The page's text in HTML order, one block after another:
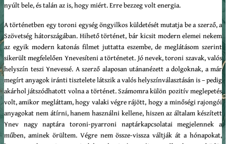
nyúlt bele, és talán az is, hogy miért. Erre bezzeg volt energia.
A történetben egy toroni egység öngyilkos küldetését mutatja be a szerző, a
Szövetség hátországában. Hihető történet, bár kicsit modern elemei nekem
az egyik modern katonás filmet juttatta eszembe, de meglátásom szerint
sikerült megfelelően Ynevesíteni a történetet. Jó nevek, toroni szavak, valós
helyszín teszi Ynevessé. A szerző alaposan utánanézett a dolgoknak, a már
megírt anyagok iránti tisztelete látszik a valós helyszínválasztásán is – pedig
akárhol játszódhatott volna a történet. Számomra külön pozitív meglepetés
volt, amikor megláttam, hogy valaki végre rájött, hogy a minőségi rajongói
anyagokat nem átírni, hanem használni kellene, hiszen az általam készített
Ynev nagy naptára toroni-pyarroni naptárkapcsolatai megjelennek a
műben, aminek örültem. Végre nem össze-vissza váltják át a hónapokat,